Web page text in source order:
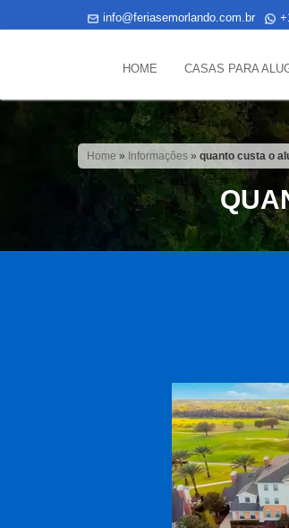
info@feriasemorlando.com.br
HOME CASAS PARA
Home » Informações »quanto custa o